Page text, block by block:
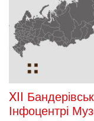
XII
Інфоцентрі